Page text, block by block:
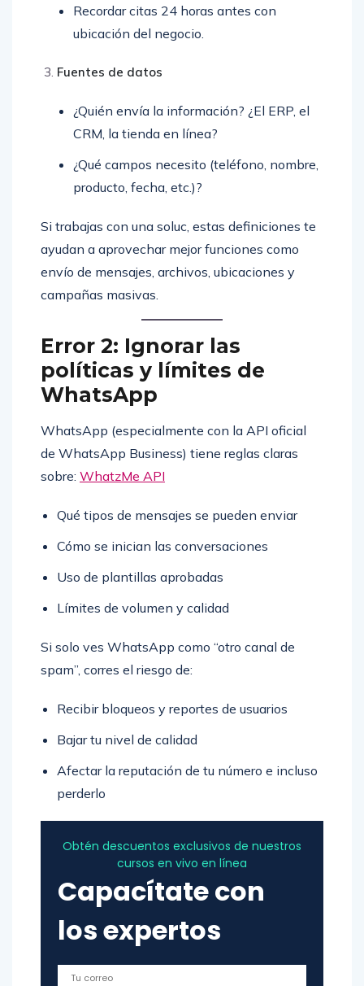
Recordar citas 24 horas antes con
ubicación del negocio.
Fuentes de datos
¿Quién envía la información? ¿El ERP, el
CRM, la tienda en línea?
¿Qué campos necesito (teléfono, nombre,
producto, fecha, etc.)?
Si trabajas con una soluc, estas definiciones te
ayudan a aprovechar mejor funciones como
envío de mensajes, archivos, ubicaciones y
campañas masivas.
Error 2: Ignorar las
políticas y límites de
WhatsApp
WhatsApp (especialmente con la API oficial
de WhatsApp Business) tiene reglas claras
sobre: WhatzMe API
Qué tipos de mensajes se pueden enviar
Cómo se inician las conversaciones
Uso de plantillas aprobadas
Límites de volumen y calidad
Si solo ves WhatsApp como “otro canal de
spam”, corres el riesgo de:
Recibir bloqueos y reportes de usuarios
Bajar tu nivel de calidad
Afectar la reputación de tu número e incluso
perderlo
Obtén descuentos exclusivos de nuestros
cursos en vivo en línea
Capacítate con
los expertos